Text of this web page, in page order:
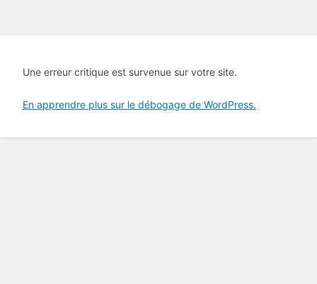
Une erreur critique est survenue sur votre site.
En apprendre plus sur le débogage de WordPress.